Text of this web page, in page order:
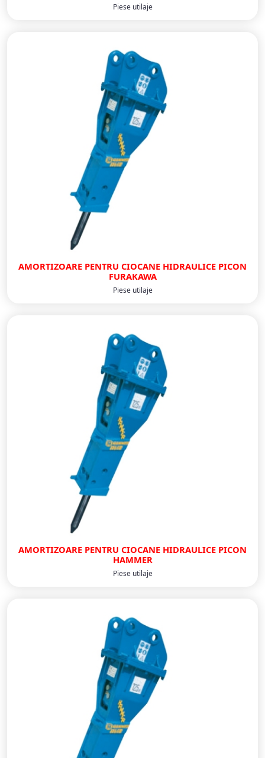
Piese utilaje
AMORTIZOARE PENTRU CIOCANE HIDRAULICE PICON
FURAKAWA
Piese utilaje
AMORTIZOARE PENTRU CIOCANE HIDRAULICE PICON
HAMMER
Piese utilaje